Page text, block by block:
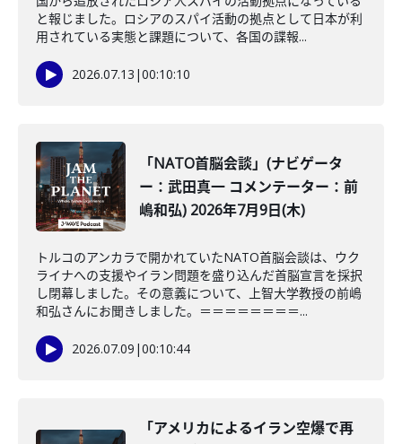
と報じました。ロシアのスパイ活動の拠点として日本が利
用されている実態と課題について、各国の諜報...
2026.07.13 |00:10:10
「NATO首脳会談」(ナビゲータ
ー：武田真一 コメンテーター：前
嶋和弘) 2026年7月9日(木)
トルコのアンカラで開かれていたNATO首脳会談は、ウク
ライナへの支援やイラン問題を盛り込んだ首脳宣言を採択
し閉幕しました。その意義について、上智大学教授の前嶋
和弘さんにお聞きしました。＝＝＝＝＝＝＝＝...
2026.07.09 |00:10:44
「アメリカによるイラン空爆で再